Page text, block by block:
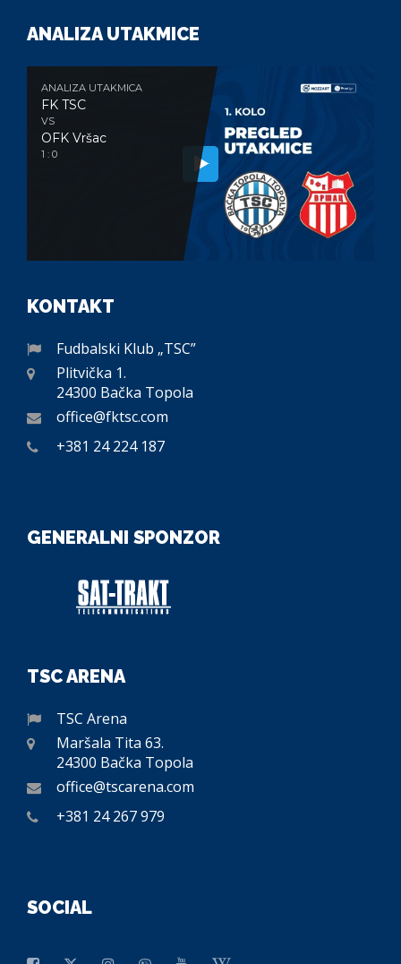
ANALIZA UTAKMICE
ANALIZA UTAKMICA
FK TSC
VS
OFK Vršac
1 : 0
KONTAKT
Fudbalski Klub „TSC”
Plitvička 1.
24300 Bačka Topola
office@fktsc.com
+381 24 224 187
GENERALNI SPONZOR
TSC ARENA
TSC Arena
Maršala Tita 63.
24300 Bačka Topola
office@tscarena.com
+381 24 267 979
SOCIAL